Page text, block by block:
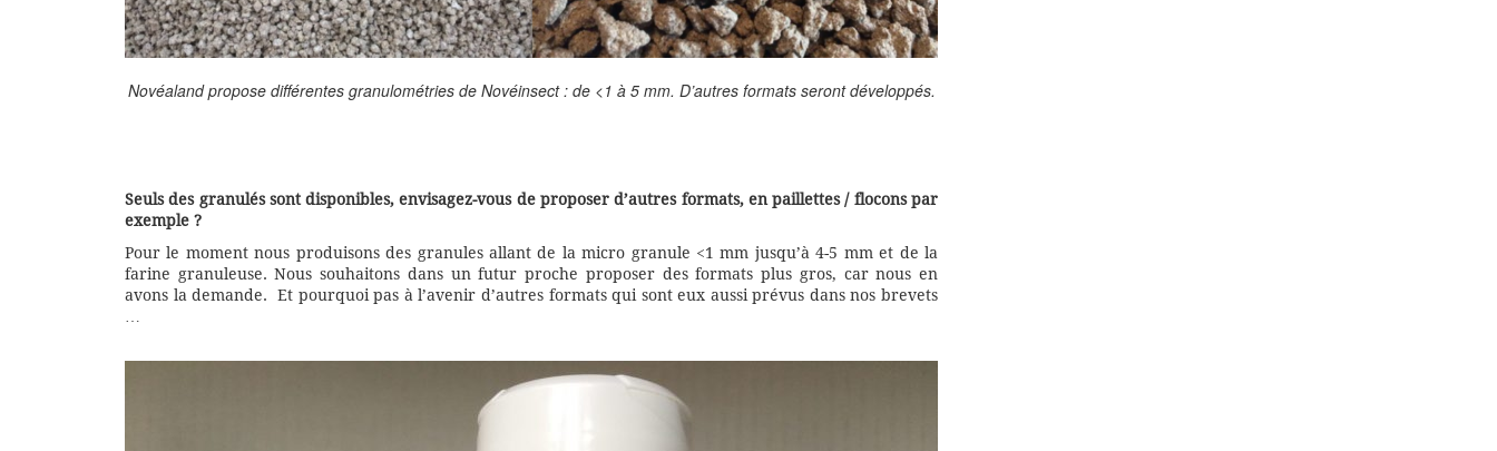
Novéaland propose différentes granulométries de Novéinsect : de <1 à 5 mm. D’autres formats seront développés.
Seuls des granulés sont disponibles, envisagez-vous de proposer d’autres formats, en paillettes / flocons par
exemple ?
Pour le moment nous produisons des granules allant de la micro granule <1 mm jusqu’à 4-5 mm et de la
farine granuleuse. Nous souhaitons dans un futur proche proposer des formats plus gros, car nous en
avons la demande. Et pourquoi pas à l’avenir d’autres formats qui sont eux aussi prévus dans nos brevets
…